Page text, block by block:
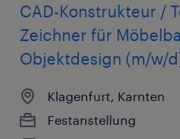
CAD-Konstrukteur /
Zeichner für
Objektdesign (m/w/
Klagenfurt, Karnten
Festanstellung